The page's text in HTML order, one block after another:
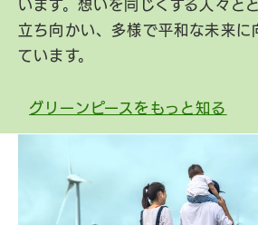
います。想いを同じくする人々と
立ち向かい、多様で平和な未来に
ています。
グリーンピースをもっと知る